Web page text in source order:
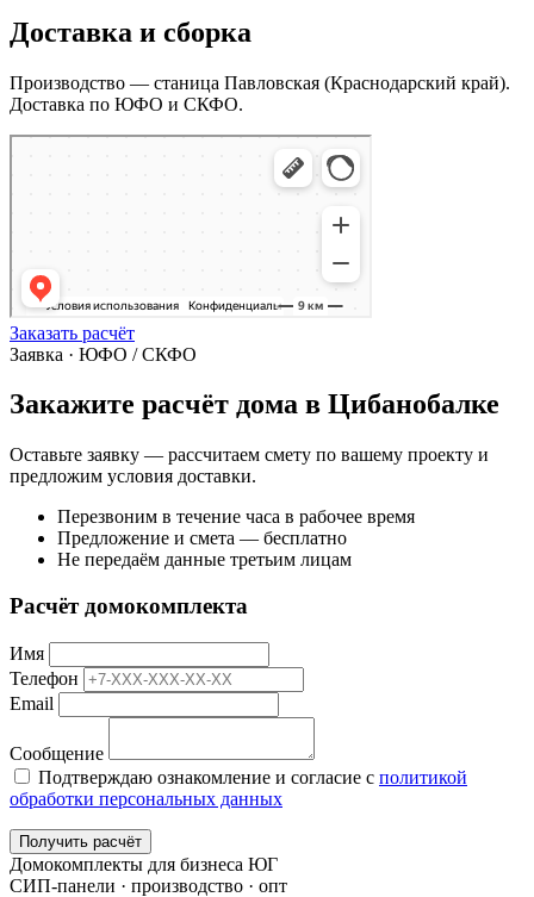
Доставка и сборка
Производство — станица Павловская (Краснодарский край).
Доставка по ЮФО и СКФО.
Заказать расчёт
Заявка · ЮФО / СКФО
Закажите расчёт дома в Цибанобалке
Оставьте заявку — рассчитаем смету по вашему проекту и
предложим условия доставки.
Перезвоним в течение часа в рабочее время
Предложение и смета — бесплатно
Не передаём данные третьим лицам
Расчёт домокомплекта
Имя
Телефон
Email
Сообщение
Подтверждаю ознакомление и согласие с политикой
обработки персональных данных
Получить расчёт
Домокомплекты для бизнеса ЮГ
СИП-панели · производство · опт